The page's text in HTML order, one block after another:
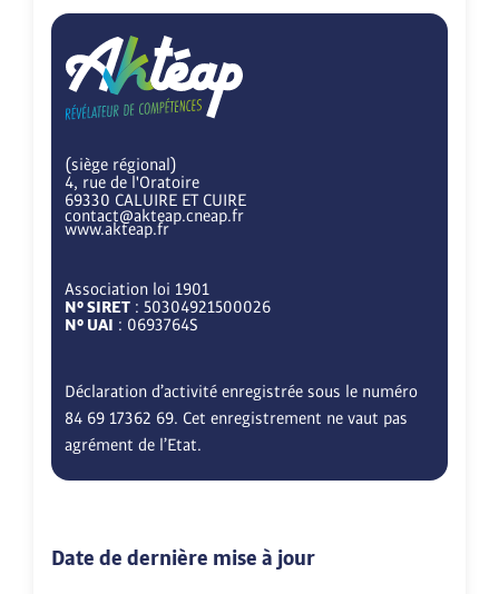
(siège régional)
4, rue de l'Oratoire
69330 CALUIRE ET CUIRE
contact@akteap.cneap.fr
www.akteap.fr
Association loi 1901
N° SIRET : 50304921500026
N° UAI : 0693764S
Déclaration d’activité enregistrée sous le numéro
84 69 17362 69. Cet enregistrement ne vaut pas
agrément de l’Etat.
Date de dernière mise à jour